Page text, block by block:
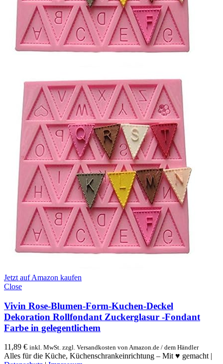
Jetzt auf Amazon kaufen
Close
Vivin Rose-Blumen-Form-Kuchen-Deckel
Dekoration Rollfondant Zuckerglasur -Fondant
Farbe in gelegentlichem
11,89 € inkl. MwSt. zzgl. Versandkosten von Amazon.de / dem Händler
Alles für die Küche, Küchenschrankeinrichtung – Mit ♥ gemacht |